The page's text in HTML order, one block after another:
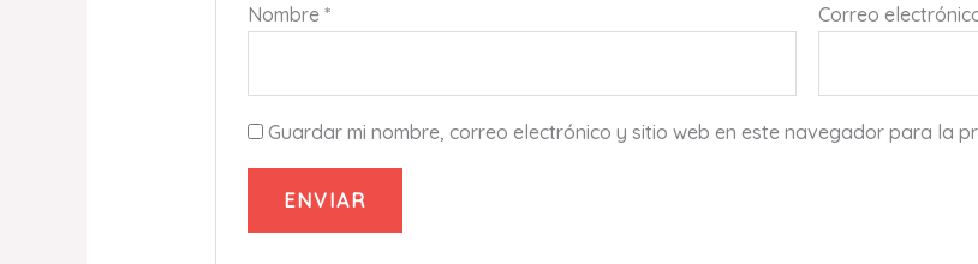
Nombre* Correo
Guardar mi nombre, correo electrónico y sitio web en este navegador para la